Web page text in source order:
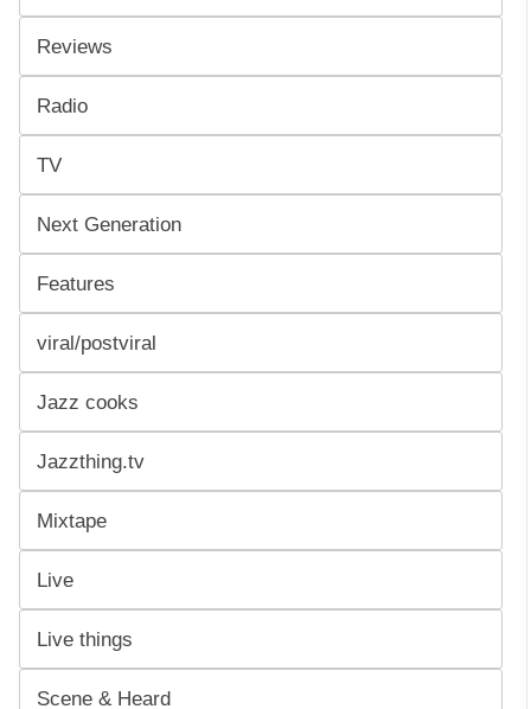
Reviews
Radio
TV
Next Generation
Features
viral/postviral
Jazz cooks
Jazzthing.tv
Mixtape
Live
Live things
Scene & Heard